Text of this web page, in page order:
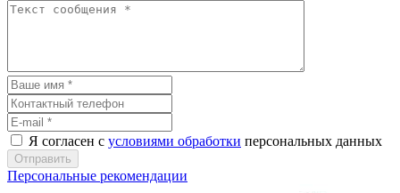
Я согласен с условиями обработки персональных данных
Отправить
Персональные рекомендации